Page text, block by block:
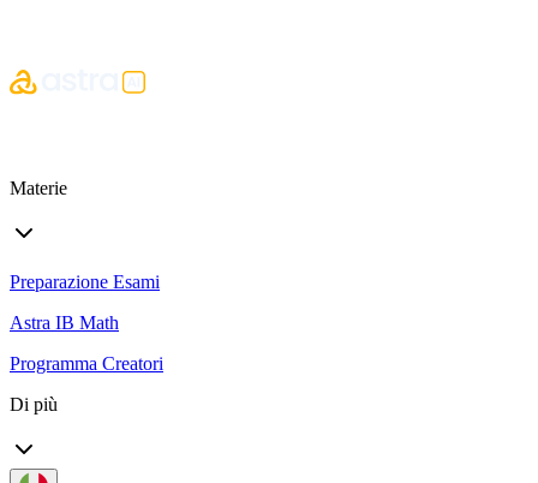
Materie
Preparazione Esami
Astra IB Math
Programma Creatori
Di più